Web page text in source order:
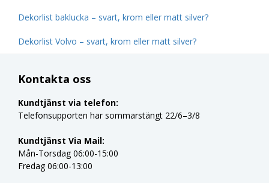
Dekorlist baklucka – svart, krom eller matt silver?
Dekorlist Volvo – svart, krom eller matt silver?
Kontakta oss
Kundtjänst via telefon:
Telefonsupporten har sommarstängt 22/6–3/8
Kundtjänst Via Mail:
Mån-Torsdag 06:00-15:00
Fredag 06:00-13:00